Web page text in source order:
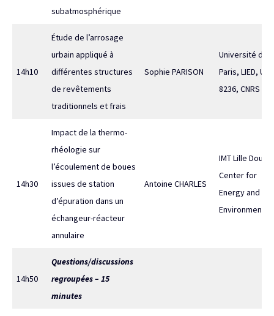
subatmosphérique
14h10
Étude de l’arrosage
urbain appliqué à
différentes structures
de revêtements
traditionnels et frais
Sophie PARISON
Université de
Paris, LIED,
8236, CNRS
14h30
Impact de la thermo-
rhéologie sur
l’écoulement de boues
issues de station
d’épuration dans un
échangeur-réacteur
annulaire
Antoine CHARLES
IMT Lille Douai,
Center for
Energy and
Environment
14h50
Questions/discussions
regroupées – 15
minutes